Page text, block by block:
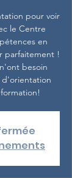
pour voir
le Centre
en
parfaitement !
besoin
d'orientation